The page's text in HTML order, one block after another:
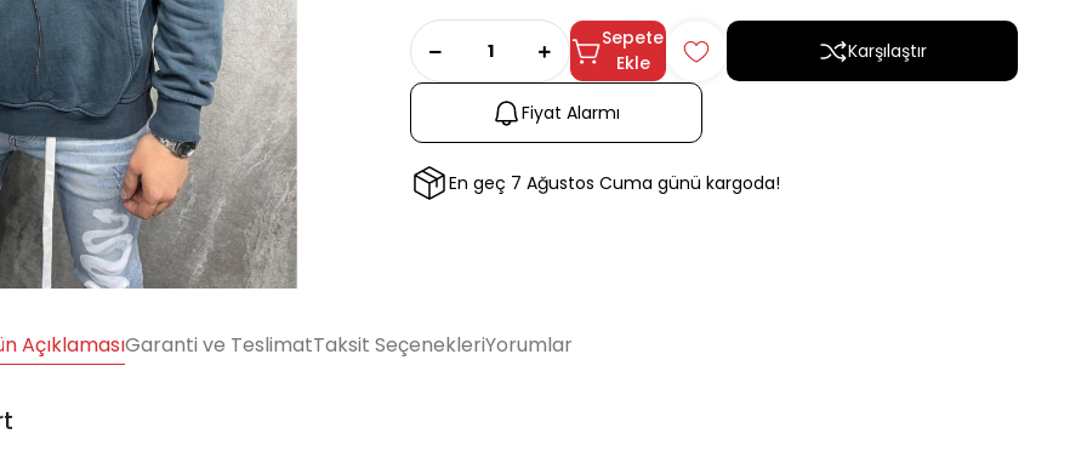
Sepete
Ekle
Karşılaştır
Fiyat Alarmı
En geç 7 Ağustos Cuma günü kargoda!
AçıklamasıGaranti ve TeslimatTaksit SeçenekleriYorumlar